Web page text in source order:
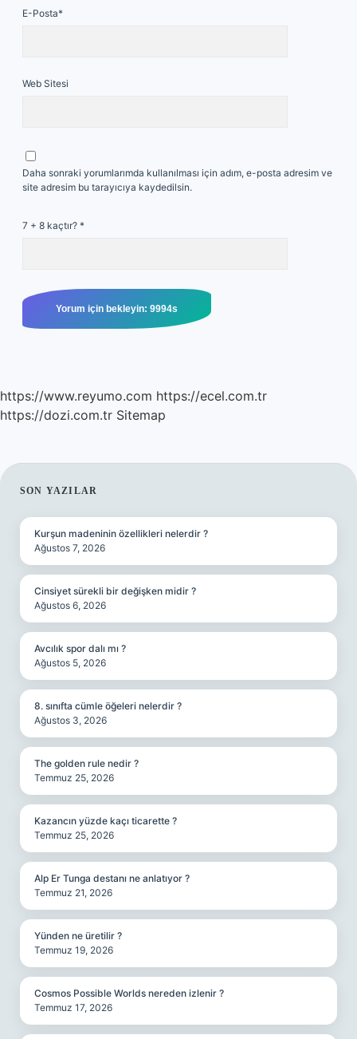
E-Posta*
Web Sitesi
Daha sonraki yorumlarımda kullanılması için adım, e-posta adresim ve
site adresim bu tarayıcıya kaydedilsin.
7 + 8 kaçtır? *
https://www.reyumo.com https://ecel.com.tr
https://dozi.com.tr Sitemap
SIDEBAR
SON YAZILAR
Kurşun madeninin özellikleri nelerdir ?
Ağustos 7, 2026
Cinsiyet sürekli bir değişken midir ?
Ağustos 6, 2026
Avcılık spor dalı mı ?
Ağustos 5, 2026
8. sınıfta cümle öğeleri nelerdir ?
Ağustos 3, 2026
The golden rule nedir ?
Temmuz 25, 2026
Kazancın yüzde kaçı ticarette ?
Temmuz 25, 2026
Alp Er Tunga destanı ne anlatıyor ?
Temmuz 21, 2026
Yünden ne üretilir ?
Temmuz 19, 2026
Cosmos Possible Worlds nereden izlenir ?
Temmuz 17, 2026